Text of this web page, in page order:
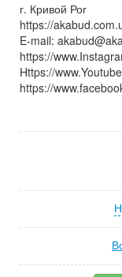
г. Кривой Рог
https://
E-mail:
https://
Https://
https://